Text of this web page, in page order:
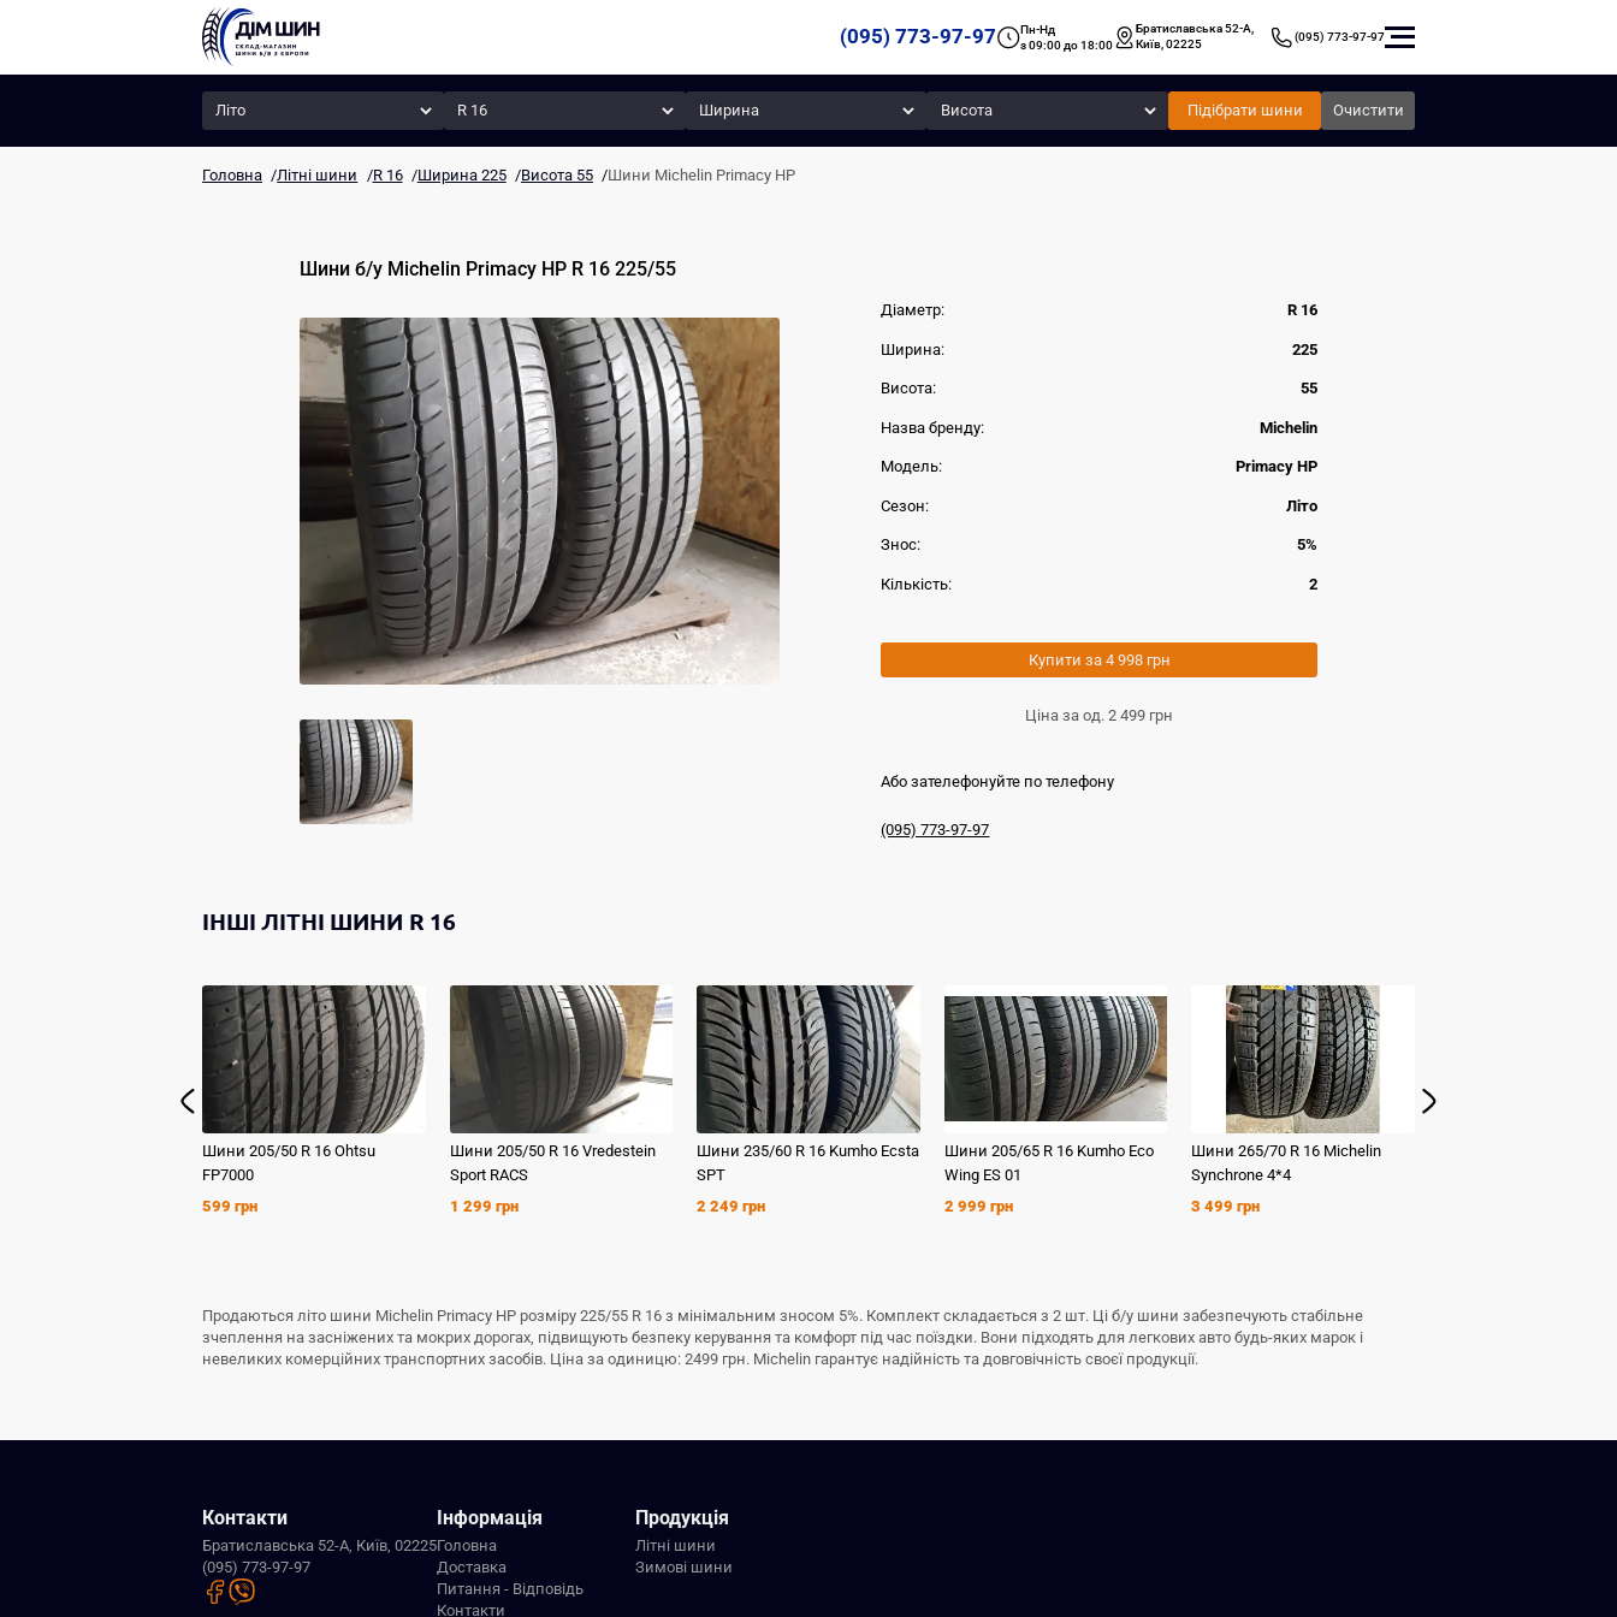
(095) 773-97-97
Пн-Нд
з 09:00 до 18:00
Братиславська 52-А,
Київ, 02225
(095) 773-97-97
Сезон Радіус Ширина Висота
Підібрати шини Очистити
Головна /Літні шини /R 16 /Ширина 225 /Висота 55 /Шини Michelin Primacy HP
Шини б/у Michelin Primacy HP R 16 225/55
Діаметр: R 16
Ширина: 225
Висота: 55
Назва бренду: Michelin
Модель: Primacy HP
Сезон: Літо
Знос: 5%
Кількість: 2
Купити за 4 998 грн
Ціна за од.2 499 грн
Або зателефонуйте по телефону
(095) 773-97-97
ІНШІЛІТНІ ШИНИ R 16
Шини 205/50 R 16 Ohtsu
FP7000
599 грн
Шини 205/50 R 16 Vredestein
Sport RACS
1 299 грн
Шини235/60 R 16 Kumho Ecsta
SPT
2 249 грн
Шини 205/65 R 16 Kumho Eco
Wing ES 01
2 999 грн
Шини265/70 R 16 Michelin
Synchrone 4*4
3 499 грн
Продаються літо шини Michelin Primacy HP розміру 225/55 R 16 з мінімальним зносом 5%. Комплект складається з 2 шт. Ці б/у шини забезпечують стабільне
зчеплення на засніжених та мокрих дорогах, підвищують безпеку керування та комфорт під час поїздки. Вони підходять для легкових авто будь-яких марок і
невеликих комерційних транспортних засобів. Ціна за одиницю: 2499 грн. Michelin гарантує надійність та довговічність своєї продукції.
Контакти
Братиславська 52-А, Київ, 02225
(095) 773-97-97
Інформація
Головна
Доставка
Питання - Відповідь
Контакти
Продукція
Літні шини
Зимові шини